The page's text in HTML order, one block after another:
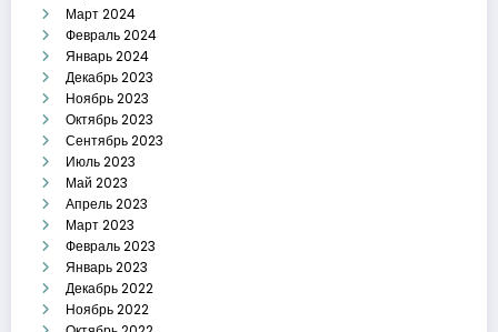
Март 2024
Февраль 2024
Январь 2024
Декабрь 2023
Ноябрь 2023
Октябрь 2023
Сентябрь 2023
Июль 2023
Май 2023
Апрель 2023
Март 2023
Февраль 2023
Январь 2023
Декабрь 2022
Ноябрь 2022